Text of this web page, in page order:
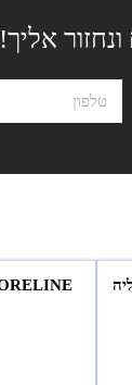
אליך!